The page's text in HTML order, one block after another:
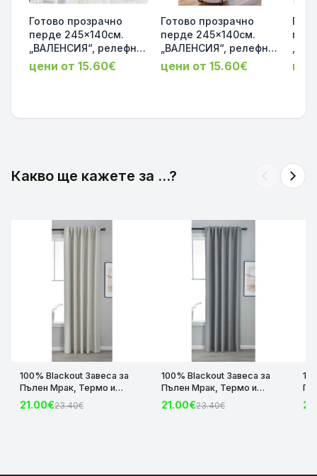
Готово прозрачно
перде 245x140см.
„ВАЛЕНСИЯ“, релефни
квадрати цвят таупе с
ленен ефект за релса
цени от 15.60€
Готово прозрачно
перде 245x140см.
„ВАЛЕНСИЯ“, релефна
текстура на помпони
с ленен ефект за
цени от 15.60€
Какво ще кажете за ...? arrow_back_ios arrow_forward_ios
100% Blackout Завеса за
Пълен Мрак, Термо и
Шумоизолираща с коланче
цвят Крем, 175х140 и
21.00€23.40€
100% Blackout Завеса за
Пълен Мрак, Термо и
Шумоизолираща с коланче
цвят Сив, 175х140 и
21.00€23.40€